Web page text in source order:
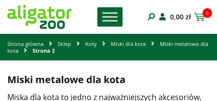
0,00 zł 0
Strona główna Sklep Koty Miski dla kota
Miski metalowe dla
kota
Strona 2
Miski metalowe dla kota
Miska dla kota to jedno z najważniejszych akcesoriów,